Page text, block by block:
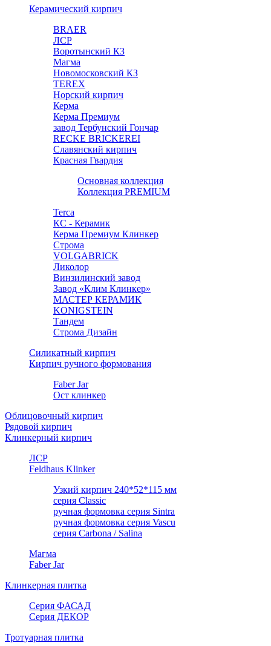
Керамический кирпич
BRAER
ЛСР
Воротынский КЗ
Магма
Новомосковский КЗ
TEREX
Норский кирпич
Керма
Керма Премиум
завод Тербунский Гончар
RECKE BRICKEREI
Славянский кирпич
Красная Гвардия
Основная коллекция
Коллекция PREMIUM
Terca
КС - Керамик
Керма Премиум Клинкер
Строма
VOLGABRICK
Ликолор
Винзилинский завод
Завод «Клим Клинкер»
МАСТЕР КЕРАМИК
KONIGSTEIN
Тандем
Строма Дизайн
Силикатный кирпич
Кирпич ручного формования
Faber Jar
Ост клинкер
Облицовочный кирпич
Рядовой кирпич
Клинкерный кирпич
ЛСР
Feldhaus Klinker
Узкий кирпич 240*52*115 мм
серия Classic
ручная формовка серия Sintra
ручная формовка серия Vascu
серия Carbona / Salina
Магма
Faber Jar
Клинкерная плитка
Серия ФАСАД
Серия ДЕКОР
Тротуарная плитка